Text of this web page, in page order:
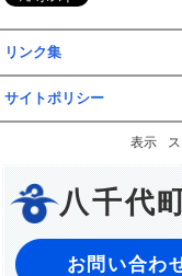
リンク集
サイトポリシー
表示
八千代
お問い合わ